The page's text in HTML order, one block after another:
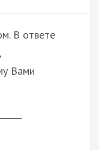
В ответе
Вами